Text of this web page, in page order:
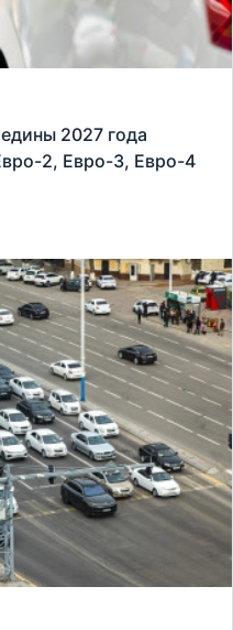
2027 года
2, Евро-3, Евро-4